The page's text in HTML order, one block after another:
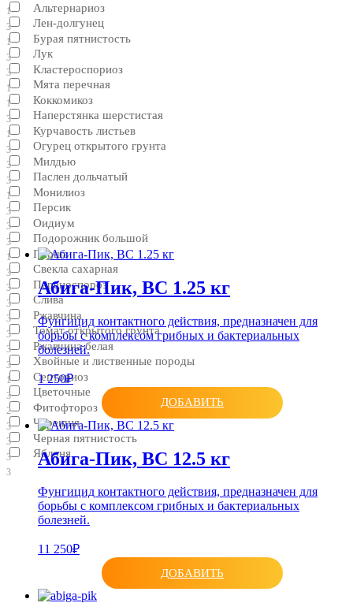
1
Лен-долгунец
1
Лук
3
Мята перечная
1
Наперстянка шерстистая
1
Огурец открытого грунта
3
Паслен дольчатый
1
Персик
3
Подорожник большой
1
Свекла сахарная
3
Слива
3
Томат открытого грунта
3
Хвойные и лиственные породы
1
Цветочные
2
Черешня
3
Яблоня
3
Альтернариоз
3
Бурая пятнистость
3
Кластероспориоз
1
Коккомикоз
3
Курчавость листьев
3
Милдью
3
Монилиоз
3
Оидиум
3
Парша
3
Переноспороз
3
Ржавчина
3
Ржавчина белая
3
Септориоз
3
Фитофтороз
3
Черная пятнистость
3
Абига-Пик, ВС 1.25 кг
Фунгицид контактного действия, предназначен для
борьбы с комплексом грибных и бактериальных
болезней.
1 250₽
ДОБАВИТЬ
Абига-Пик, ВС 12.5 кг
Фунгицид контактного действия, предназначен для
борьбы с комплексом грибных и бактериальных
болезней.
11 250₽
ДОБАВИТЬ